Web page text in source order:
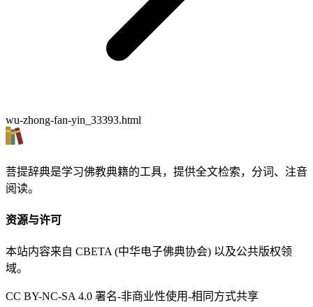
wu-zhong-fan-yin_33393.html
菩提辞典是学习佛教典籍的工具，提供全文检索，分词、注音
阅读。
资源与许可
本站内容来自 CBETA (中华电子佛典协会) 以及公共版权领
域。
CC BY-NC-SA 4.0 署名-非商业性使用-相同方式共享